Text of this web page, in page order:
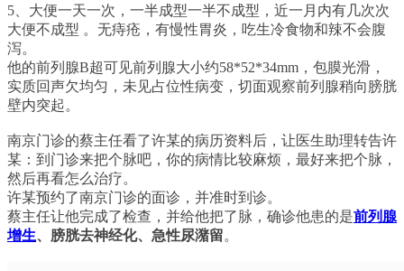
5、大便一天一次，一半成型一半不成型，近一月内有几次次
大便不成型 。无痔疮，有慢性胃炎，吃生冷食物和辣不会腹
泻。
他的前列腺B超可见前列腺大小约58*52*34mm，包膜光滑，
实质回声欠均匀，未见占位性病变，切面观察前列腺稍向膀胱
壁内突起。
南京门诊的蔡主任看了许某的病历资料后，让医生助理转告许
某：到门诊来把个脉吧，你的病情比较麻烦，最好来把个脉，
然后再看怎么治疗。
许某预约了南京门诊的面诊，并准时到诊。
蔡主任让他完成了检查，并给他把了脉，确诊他患的是前列腺
增生、膀胱去神经化、急性尿潴留。